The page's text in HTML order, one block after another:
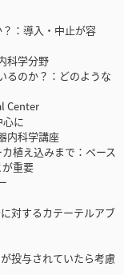
：導入・中止が容
科学分野
るのか？：どのような
Center
に
科学講座
植え込みまで：ペース
重要
対するカテーテルアブ
投与されていたら考慮